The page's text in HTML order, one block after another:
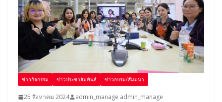
ข่าวกิจกรรม ข่าวประชาสัมพันธ์ ข่าวอบรม/สัมมนา
25 สิงหาคม 2024 admin_manage admin_manage